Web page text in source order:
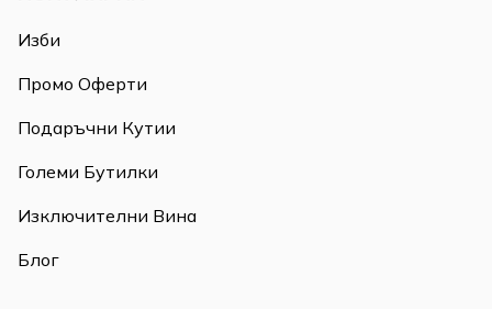
Изби
Промо Оферти
Подаръчни Кутии
Големи Бутилки
Изключителни Вина
Блог